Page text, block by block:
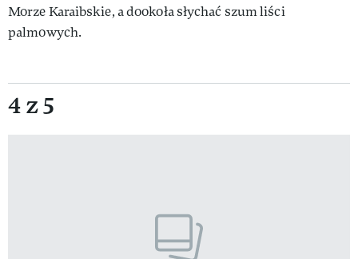
Morze Karaibskie, a dookoła słychać szum liści
palmowych.
4 z 5